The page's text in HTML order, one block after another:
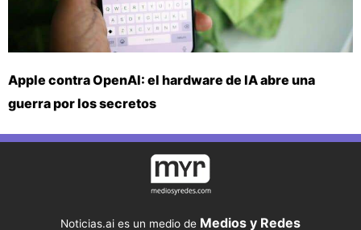
Apple contra OpenAI: el hardware de IA abre una
guerra por los secretos
Noticias.ai es un medio de Medios y Redes